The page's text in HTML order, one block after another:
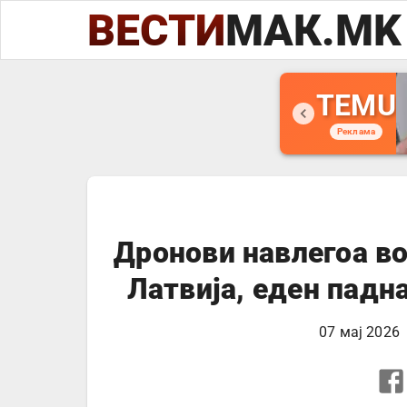
ВЕСТИМАК.MK
TEMU
Реклама
Дронови навлегоа
Латвија, еден
07 мај 2026